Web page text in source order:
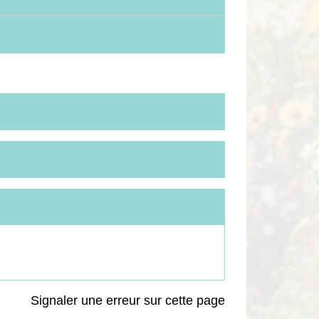
Signaler une erreur sur cette page